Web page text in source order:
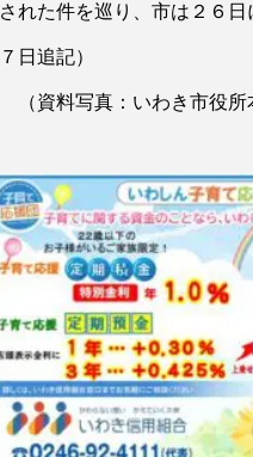
された件を巡り、市は２６
７日追記）
（資料写真：いわき市役所